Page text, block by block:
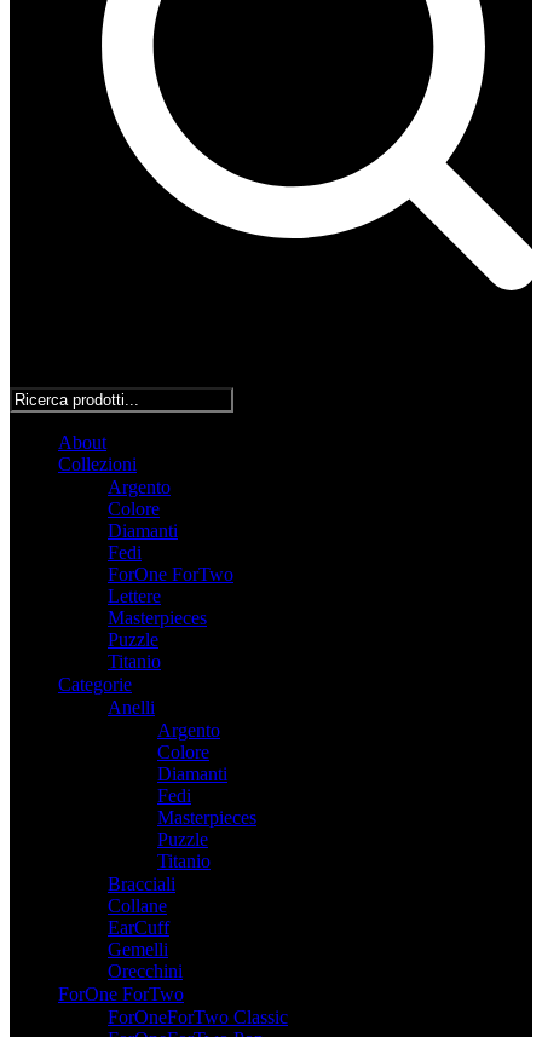
About
Collezioni
Argento
Colore
Diamanti
Fedi
ForOne ForTwo
Lettere
Masterpieces
Puzzle
Titanio
Categorie
Anelli
Argento
Colore
Diamanti
Fedi
Masterpieces
Puzzle
Titanio
Bracciali
Collane
EarCuff
Gemelli
Orecchini
ForOne ForTwo
ForOneForTwo Classic